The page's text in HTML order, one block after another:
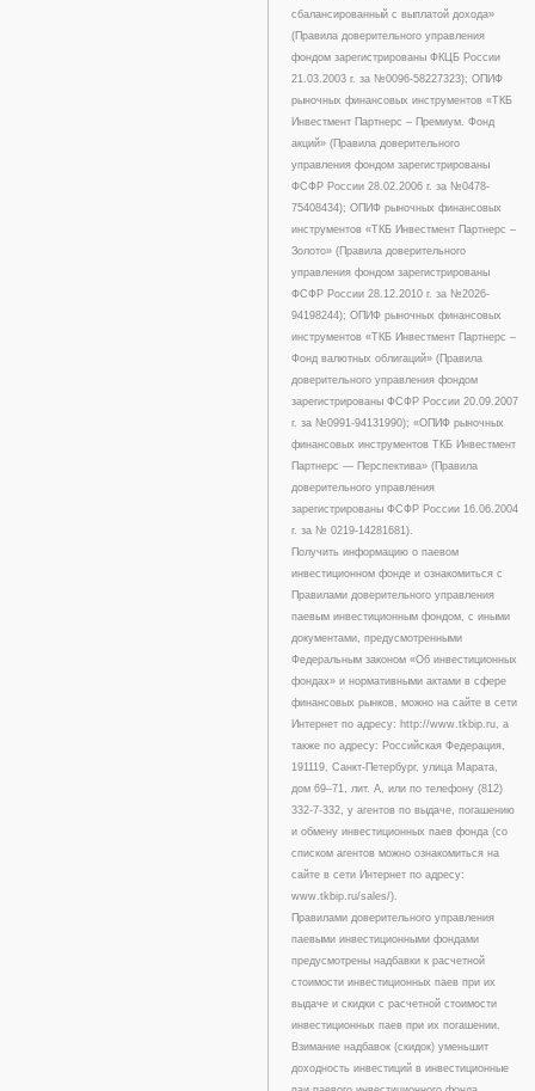
сбалансированный с выплатой дохода»
(Правила доверительного управления
фондом зарегистрированы ФКЦБ России
21.03.2003 г. за №0096-58227323); ОПИФ
рыночных финансовых инструментов «ТКБ
Инвестмент Партнерс – Премиум. Фонд
акций» (Правила доверительного
управления фондом зарегистрированы
ФСФР России 28.02.2006 г. за №0478-
75408434); ОПИФ рыночных финансовых
инструментов «ТКБ Инвестмент Партнерс –
Золото» (Правила доверительного
управления фондом зарегистрированы
ФСФР России 28.12.2010 г. за №2026-
94198244); ОПИФ рыночных финансовых
инструментов «ТКБ Инвестмент Партнерс –
Фонд валютных облигаций» (Правила
доверительного управления фондом
зарегистрированы ФСФР России 20.09.2007
г. за №0991-94131990); «ОПИФ рыночных
финансовых инструментов ТКБ Инвестмент
Партнерс — Перспектива» (Правила
доверительного управления
зарегистрированы ФСФР России 16.06.2004
г. за № 0219-14281681).
Получить информацию о паевом
инвестиционном фонде и ознакомиться с
Правилами доверительного управления
паевым инвестиционным фондом, с иными
документами, предусмотренными
Федеральным законом «Об инвестиционных
фондах» и нормативными актами в сфере
финансовых рынков, можно на сайте в сети
Интернет по адресу: http://www.tkbip.ru, а
также по адресу: Российская Федерация,
191119, Санкт-Петербург, улица Марата,
дом 69–71, лит. А, или по телефону (812)
332-7-332, у агентов по выдаче, погашению
и обмену инвестиционных паев фонда (со
списком агентов можно ознакомиться на
сайте в сети Интернет по адресу:
www.tkbip.ru/sales/).
Правилами доверительного управления
паевыми инвестиционными фондами
предусмотрены надбавки к расчетной
стоимости инвестиционных паев при их
выдаче и скидки с расчетной стоимости
инвестиционных паев при их погашении.
Взимание надбавок (скидок) уменьшит
доходность инвестиций в инвестиционные